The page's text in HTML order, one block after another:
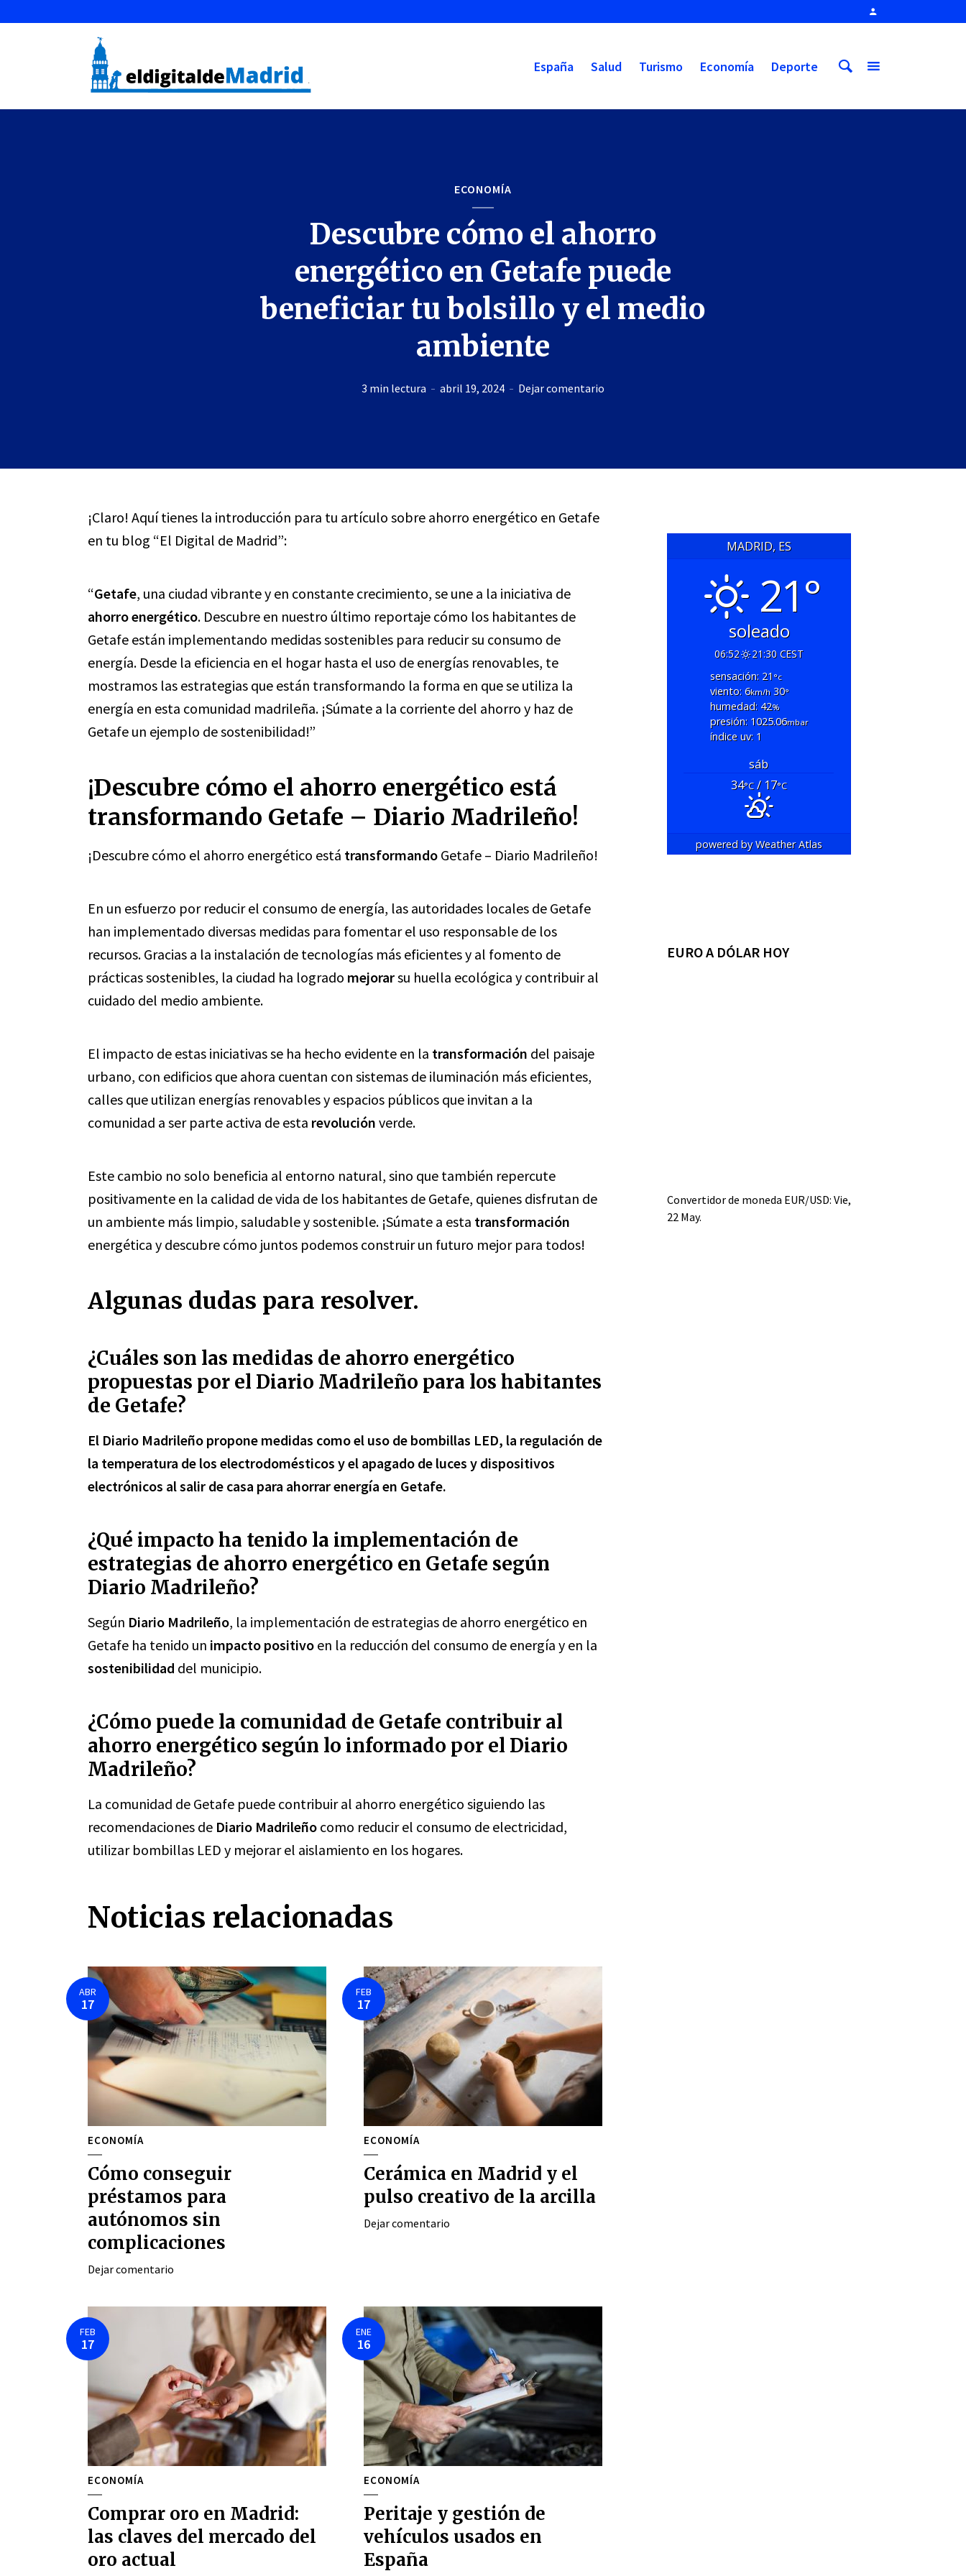
España Salud Turismo Economía Deporte
ECONOMÍA
Descubre cómo el ahorro
energético en Getafe puede
beneficiar tu bolsillo y el medio
ambiente
3 min lectura abril 19, 2024 Dejar comentario
¡Claro! Aquí tienes la introducción para tu artículo sobre ahorro energético en Getafe
en tu blog “El Digital de Madrid”:
“Getafe, una ciudad vibrante y en constante crecimiento, se une a la iniciativa de
ahorro energético. Descubre en nuestro último reportaje cómo los habitantes de
Getafe están implementando medidas sostenibles para reducir su consumo de
energía. Desde la eficiencia en el hogar hasta el uso de energías renovables, te
mostramos las estrategias que están transformando la forma en que se utiliza la
energía en esta comunidad madrileña. ¡Súmate a la corriente del ahorro y haz de
Getafe un ejemplo de sostenibilidad!”
¡Descubre cómo el ahorro energético está
transformando Getafe – Diario Madrileño!
¡Descubre cómo el ahorro energético está transformando Getafe – Diario Madrileño!
En un esfuerzo por reducir el consumo de energía, las autoridades locales de Getafe
han implementado diversas medidas para fomentar el uso responsable de los
recursos. Gracias a la instalación de tecnologías más eficientes y al fomento de
prácticas sostenibles, la ciudad ha logrado mejorarsu huella ecológica y contribuir al
cuidado del medio ambiente.
El impacto de estas iniciativas se ha hecho evidente en la transformación del paisaje
urbano, con edificios que ahora cuentan con sistemas de iluminación más eficientes,
calles que utilizan energías renovables y espacios públicos que invitan a la
comunidad a ser parte activa de esta revolución verde.
Este cambio no solo beneficia al entorno natural, sino que también repercute
positivamente en la calidad de vida de los habitantes de Getafe, quienes disfrutan de
un ambiente más limpio, saludable y sostenible. ¡Súmate a esta transformación
energética y descubre cómo juntos podemos construir un futuro mejor para todos!
Algunas dudas para resolver.
¿Cuáles son las medidas de ahorro energético
propuestas por el Diario Madrileño para los habitantes
de Getafe?
El Diario Madrileño propone medidas como el uso de bombillas LED, la regulación de
la temperatura de los electrodomésticos y el apagado de luces y dispositivos
electrónicos al salir de casa para ahorrar energía en Getafe.
¿Qué impacto ha tenido la implementación de
estrategias de ahorro energético en Getafe según
Diario Madrileño?
Según Diario Madrileño, la implementación de estrategias de ahorro energético en
Getafe ha tenido un impacto positivo en la reducción del consumo de energía y en la
sostenibilidad del municipio.
¿Cómo puede la comunidad de Getafe contribuir al
ahorro energético según lo informado por el Diario
Madrileño?
La comunidad de Getafe puede contribuir al ahorro energético siguiendo las
recomendaciones de Diario Madrileño como reducir el consumo de electricidad,
utilizar bombillas LED y mejorar el aislamiento en los hogares.
Noticias relacionadas
ABR
17
ECONOMÍA
Cómo conseguir
préstamos para
autónomos sin
complicaciones
Dejar comentario
FEB
17
ECONOMÍA
Cerámica en Madrid y el
pulso creativo de la arcilla
Dejar comentario
FEB
17
ECONOMÍA
Comprar oro en Madrid:
las claves del mercado del
oro actual
ENE
16
ECONOMÍA
Peritaje y gestión de
vehículos usados en
España
MADRID, ES
21°
soleado
06:52
21:30 CEST
sensación: 21 °c
viento: 6km/h30°
humedad: 42%
presión: 1025.06mbar
índice uv: 1
sáb
34°C/ 17°C
powered byWeather Atlas
EURO A DÓLAR HOY
Convertidor de moneda EUR/USD: Vie,
22 May.